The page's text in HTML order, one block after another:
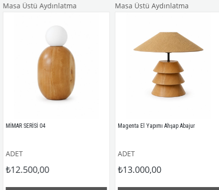
Masa Üstü Aydınlatma
MİMAR SERİSİ 04
ADET
₺12.500,00
Masa Üstü Aydınlatma
Magenta El Yapımı Ahşap Abajur
ADET
₺13.000,00